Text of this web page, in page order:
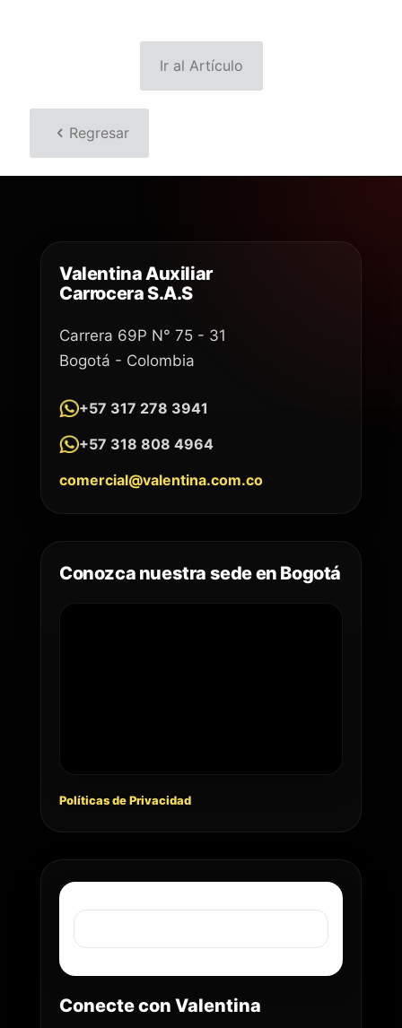
Ir al Artículo
Regresar
Valentina Auxiliar
Carrocera S.A.S
Carrera 69P N° 75 - 31
Bogotá - Colombia
+57 317 278 3941
+57 318 808 4964
comercial@valentina.com.co
Conozca nuestra sede en Bogotá
Políticas de Privacidad
Conecte con Valentina